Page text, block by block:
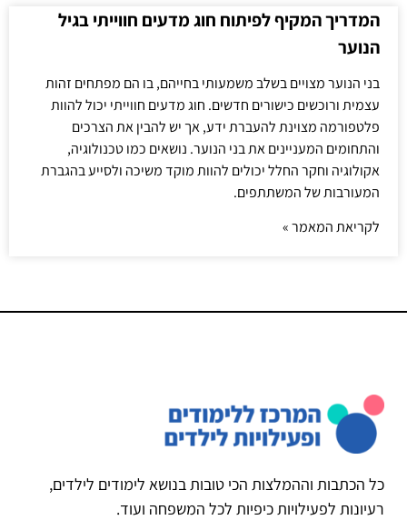
המדריך המקיף לפיתוח חוג מדעים חווייתי בגיל
הנוער
בני הנוער מצויים בשלב משמעותי בחייהם, בו הם מפתחים זהות
עצמית ורוכשים כישורים חדשים. חוג מדעים חווייתי יכול להוות
פלטפורמה מצוינת להעברת ידע, אך יש להבין את הצרכים
והתחומים המעניינים את בני הנוער. נושאים כמו טכנולוגיה,
אקולוגיה וחקר החלל יכולים להוות מוקד משיכה ולסייע בהגברת
המעורבות של המשתתפים.
לקריאת המאמר »
כל הכתבות וההמלצות הכי טובות בנושא לימודים לילדים,
רעיונות לפעילויות כיפיות לכל המשפחה ועוד.